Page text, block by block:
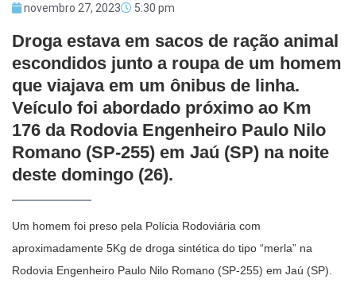
novembro 27, 2023 5:30 pm
Droga estava em sacos de ração animal
escondidos junto a roupa de um homem
que viajava em um ônibus de linha.
Veículo foi abordado próximo ao Km
176 da Rodovia Engenheiro Paulo Nilo
Romano (SP-255) em Jaú (SP) na noite
deste domingo (26).
Um homem foi preso pela Polícia Rodoviária com
aproximadamente 5Kg de droga sintética do tipo “merla” na
Rodovia Engenheiro Paulo Nilo Romano (SP-255) em Jaú (SP).